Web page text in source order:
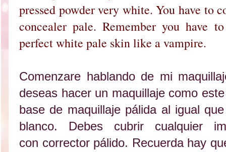
pressed powder very white. You have to
concealer pale. Remember you have
perfect white pale skin like a vampire.
Comenzare hablando de mi
deseas hacer un maquillaje como
base de maquillaje pálida al igual
blanco. Debes cubrir cualquier
con corrector pálido. Recuerda hay